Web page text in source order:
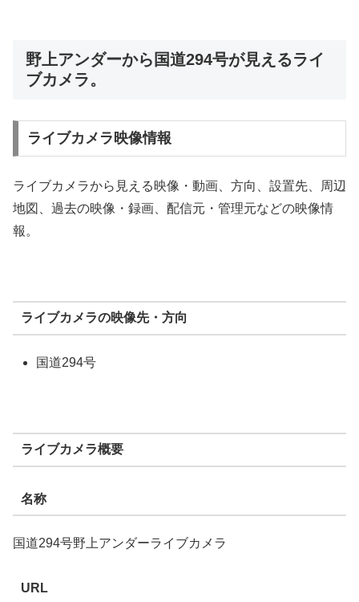
野上アンダーから国道294号が見えるライ
ブカメラ。
ライブカメラ映像情報
ライブカメラから見える映像・動画、方向、設置先、周辺
地図、過去の映像・録画、配信元・管理元などの映像情
報。
ライブカメラの映像先・方向
国道294号
ライブカメラ概要
名称
国道294号野上アンダーライブカメラ
URL